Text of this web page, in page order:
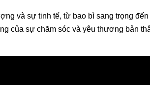
và sự tinh tế, từ bao bì sang trọng
của sự chăm sóc và yêu thương bản